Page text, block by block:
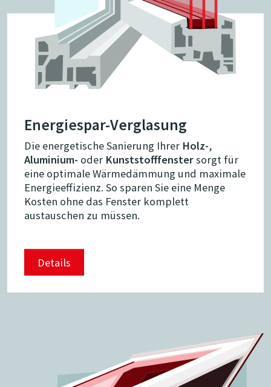
Energiespar-Verglasung
Die energetische Sanierung Ihrer Holz-,
Aluminium- oder Kunststofffenstersorgt für
eine optimale Wärmedämmung und maximale
Energieeffizienz. So sparen Sie eine Menge
Kosten ohne das Fenster komplett
austauschen zu müssen.
Details